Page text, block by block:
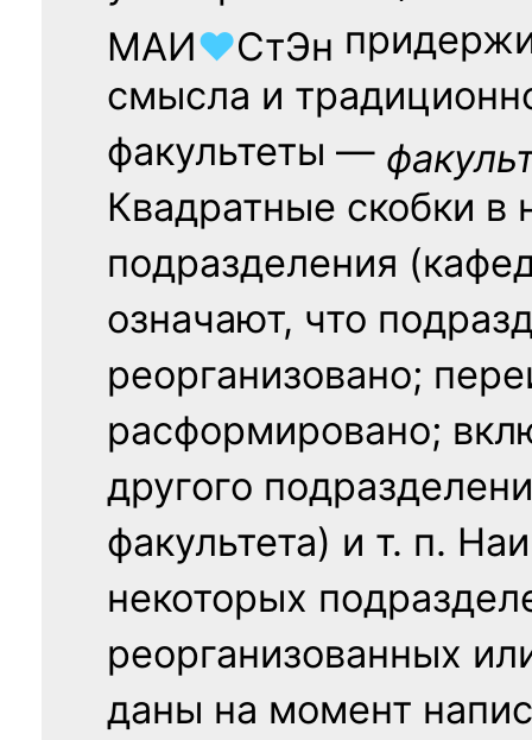
МАИ♥СтЭн
смысла и
факультеты —
Квадратные скобки в
подразделения
означают, что
реорганизовано;
расформировано;
другого
факультета) и т. п.
некоторых
реорганизованных
даны на момент